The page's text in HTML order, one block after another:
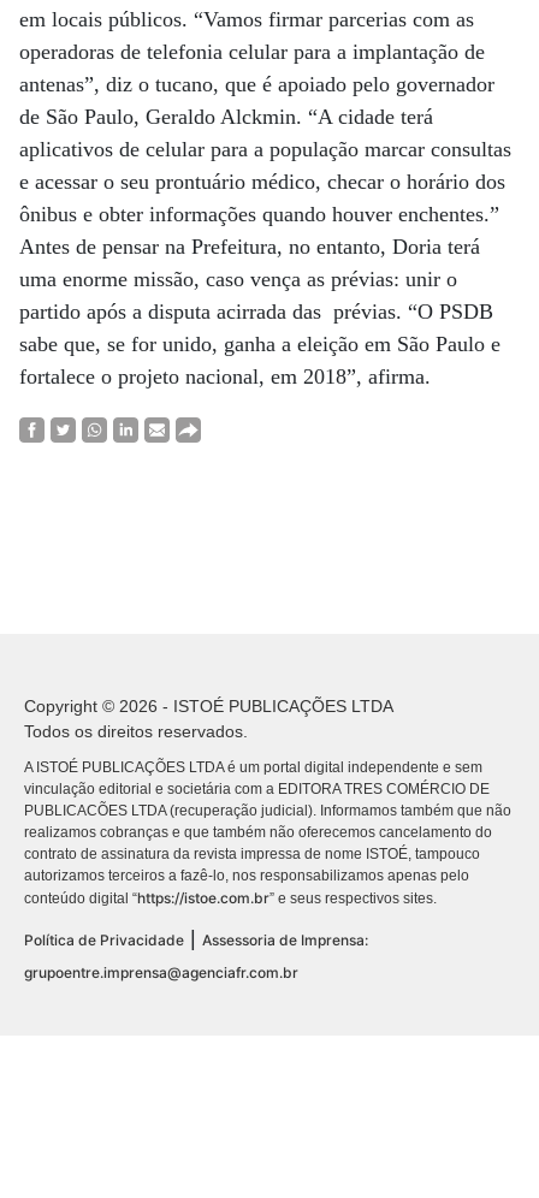
em locais públicos. “Vamos firmar parcerias com as
operadoras de telefonia celular para a implantação de
antenas”, diz o tucano, que é apoiado pelo governador
de São Paulo, Geraldo Alckmin. “A cidade terá
aplicativos de celular para a população marcar consultas
e acessar o seu prontuário médico, checar o horário dos
ônibus e obter informações quando houver enchentes.”
Antes de pensar na Prefeitura, no entanto, Doria terá
uma enorme missão, caso vença as prévias: unir o
partido após a disputa acirrada das prévias. “O PSDB
sabe que, se for unido, ganha a eleição em São Paulo e
fortalece o projeto nacional, em 2018”, afirma.
Copyright © 2026 - ISTOÉ PUBLICAÇÕES LTDA
Todos os direitos reservados.
A ISTOÉ PUBLICAÇÕES LTDA é um portal digital independente e sem
vinculação editorial e societária com a EDITORA TRES COMÉRCIO DE
PUBLICACÕES LTDA (recuperação judicial). Informamos também que não
realizamos cobranças e que também não oferecemos cancelamento do
contrato de assinatura da revista impressa de nome ISTOÉ, tampouco
autorizamos terceiros a fazê-lo, nos responsabilizamos apenas pelo
conteúdo digital “https://istoe.com.br” e seus respectivos sites.
Política de Privacidade
Assessoria de Imprensa:
grupoentre.imprensa@agenciafr.com.br